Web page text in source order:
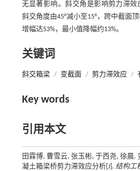
无显著影响。斜交角是影响剪力滞效
斜交角度由45°减小至15°，跨中截面
增幅达53%，最小值降幅约13%。
关键词
斜交箱梁 / 变截面 / 剪力滞效应 /
Key words
引用本文
田霖博, 曹雪云, 张玉彬, 于西尧, 徐晨.
凝土箱梁桥剪力滞效应分析[J]. 结构工